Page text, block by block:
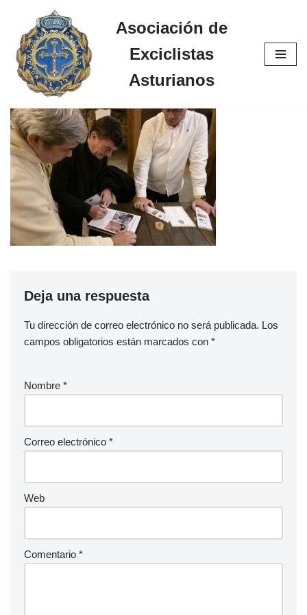
Saltar
al
contenido
Asociación de
Exciclistas
Asturianos
Deja una respuesta
Tu dirección de correo electrónico no será publicada. Los
campos obligatorios están marcados con *
Nombre *
Correo electrónico *
Web
Comentario *